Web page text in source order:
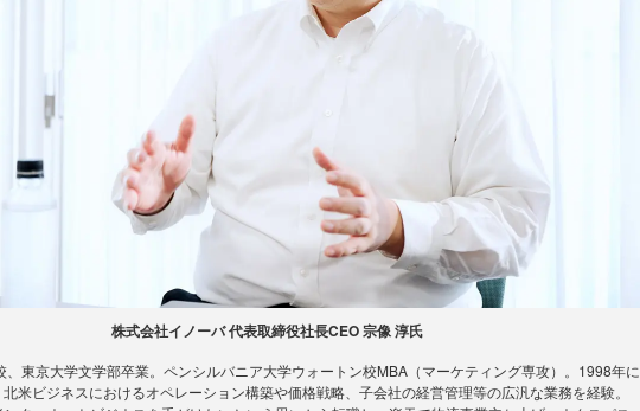
株式会社イノーバ 代表取締役社長CEO 宗像 淳氏
、東京大学文学部卒業。ペンシルバニア大学ウォートン校MBA（マーケティング専攻）。1998年に
米ビジネスにおけるオペレーション構築や価格戦略、子会社の経営管理等の広汎な業務を経験。